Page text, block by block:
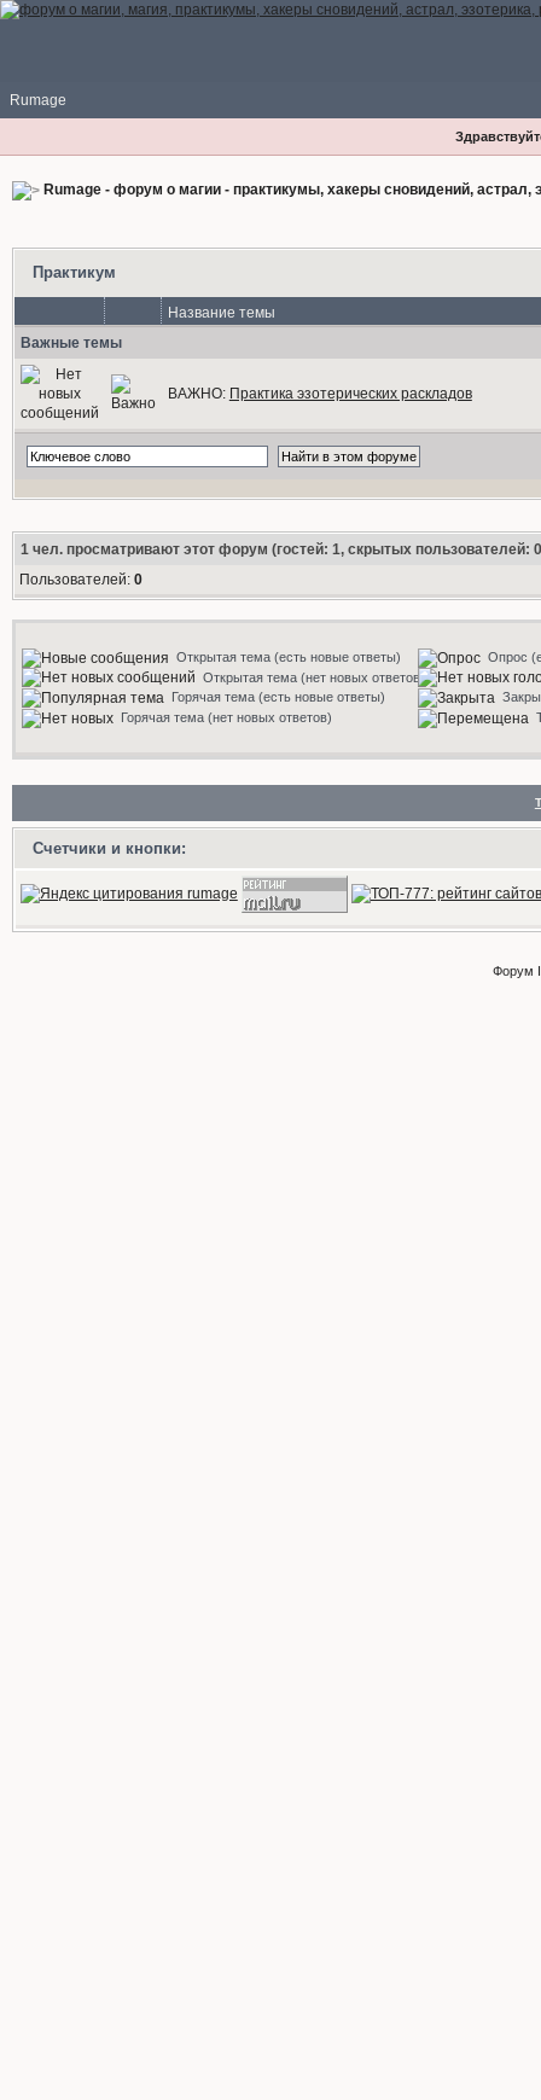
Rumage
Rumage - форум о магии - практикумы, хакеры сновидений, астрал,
Практикум
Название темы
Важные темы
ВАЖНО: Практика эзотерических раскладов
1чел. просматривают этот форум (гостей: 1, скрытых пользователей:
Пользователей: 0
Открытая тема (есть новые ответы)
Открытая тема (нет новых ответов)
Горячая тема (есть новые ответы)
Горячая тема (нет новых ответов)
Опрос
Счетчики и кнопки:
Форум